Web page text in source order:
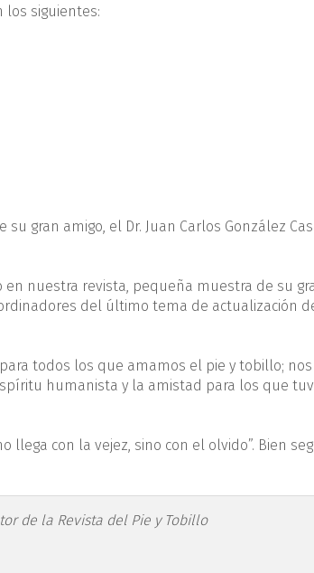
los siguientes:
su gran amigo, el Dr. Juan Carlos González
nuestra revista, pequeña muestra de su
del último tema de actualización
todos los que amamos el pie y tobillo;
humanista y la amistad para los que
llega con la vejez, sino con el olvido”. Bien
de la Revista del Pie y Tobillo